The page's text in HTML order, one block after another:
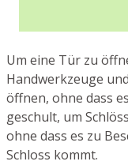
Um eine Tür zu
Handwerkzeuge
öffnen, ohne dass
geschult, um
ohne dass es zu
Schloss kommt.